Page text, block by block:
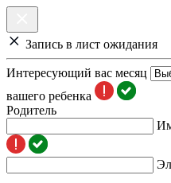
Запись в лист ожидания
Интересующий вас месяц
вашего ребенка
Родитель